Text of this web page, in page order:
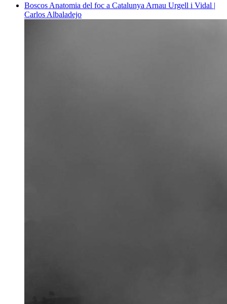
Boscos Anatomia del foc a Catalunya Arnau Urgell i Vidal |
Carlos Albaladejo